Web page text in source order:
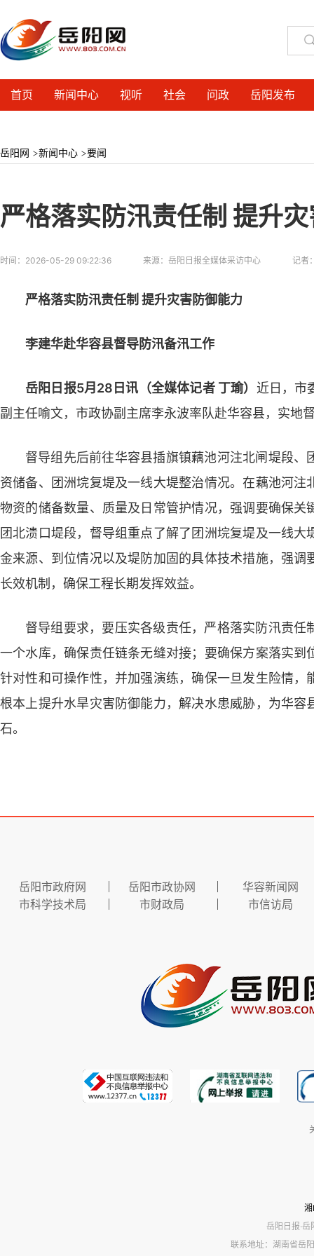
首页 新闻中心 视听 社会 问政 岳阳发布
岳阳网 >新闻中心 >要闻
严格落实防汛责任制 提升
时间： 2026-05-29 09:22:36 来源： 岳阳日报全媒体采访中心 记者
严格落实防汛责任制 提升灾害防御能力
李建华赴华容县督导防汛备汛工作
岳阳日报5月28日讯（全媒体记者 丁瑜） 近日，市
副主任喻文，市政协副主席李永波率队赴华容县，实地
督导组先后前往华容县插旗镇藕池河注北闸堤段
资储备、团洲垸复堤及一线大堤整治情况。在藕池河
物资的储备数量、质量及日常管护情况，强调要确保
团北溃口堤段，督导组重点了解了团洲垸复堤及一线
金来源、到位情况以及堤防加固的具体技术措施，强
长效机制，确保工程长期发挥效益。
督导组要求，要压实各级责任，严格落实防汛责
一个水库，确保责任链条无缝对接；要确保方案落实
针对性和可操作性，并加强演练，确保一旦发生险情
根本上提升水旱灾害防御能力，解决水患威胁，为华
石。
岳阳市政府网 岳阳市政协网
华容新闻网
市科学技术局
市财政局 市信访局
岳阳日报·岳
联系地址：湖南省岳